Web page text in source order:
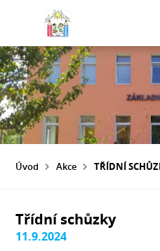
Úvod Akce TŘÍDNÍ
Třídní schůzky
11.9.2024